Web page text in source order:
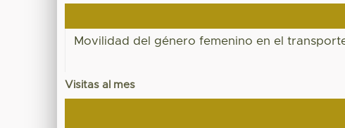
Movilidad del género femenino en el
Visitas al mes